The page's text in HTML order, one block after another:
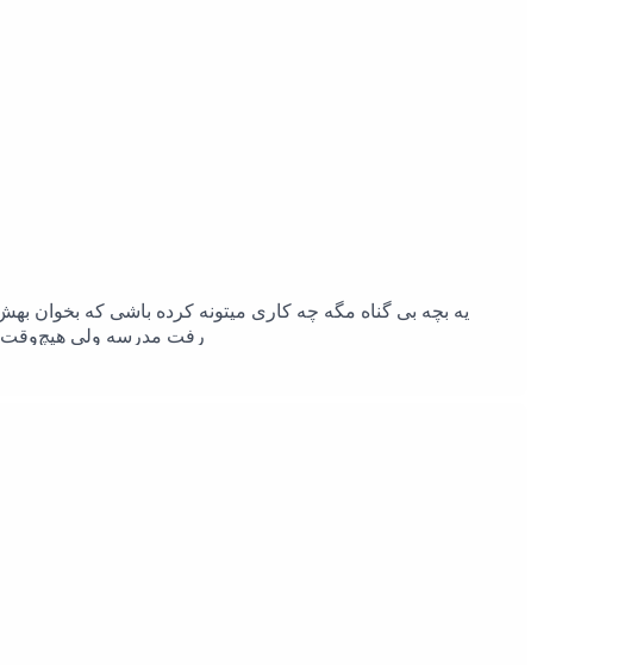
یه بچه بی گناه مگه چه کاری میتونه کرده باشی که بخوان
رفت مدرسه ولی هیچ‌وقت